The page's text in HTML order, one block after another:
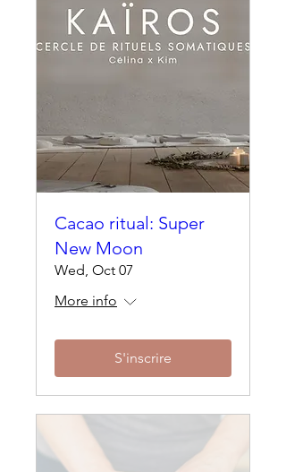
Cacao ritual: Super
New Moon
Wed, Oct 07
More info
S'inscrire